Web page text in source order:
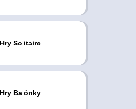
Hry Solitaire
Hry Balónky